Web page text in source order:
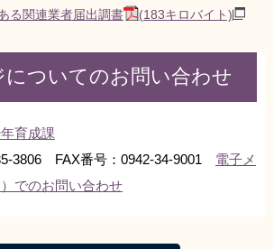
る関連業者届出調書 (183キロバイト)
についてのお問い合わせ
育成課
3806 FAX番号：0942-34-9001 電子メ
でのお問い合わせ